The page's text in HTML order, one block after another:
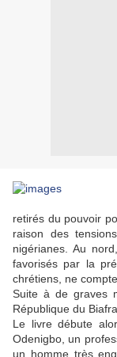
retirés du pouvoir
raison des
nigérianes. Au
favorisés par la
chrétiens, ne
Suite à de graves
République du
Le livre débute
Odenigbo, un
un homme très